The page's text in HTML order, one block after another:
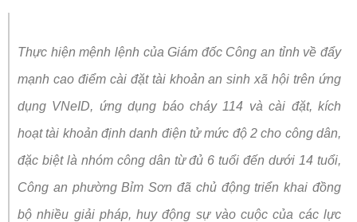
Thực hiện mệnh lệnh của Giám đốc Công an tỉnh về đẩy
mạnh cao điểm cài đặt tài khoản an sinh xã hội trên ứng
dụng VNeID, ứng dụng báo cháy 114 và cài đặt, kích
hoạt tài khoản định danh điện tử mức độ 2 cho công dân,
đặc biệt là nhóm công dân từ đủ 6 tuổi đến dưới 14 tuổi,
Công an phường Bỉm Sơn đã chủ động triển khai đồng
bộ nhiều giải pháp, huy động sự vào cuộc của các lực